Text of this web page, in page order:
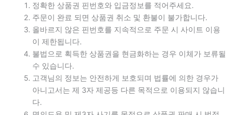
정확한 상품권 핀번호와 입금정보를 적어주세요.
주문이 완료 되면 상품권 취소 및 환불이 불가합니다.
올바르지 않은 핀번호를 지속적으로 주문 시 사이트 이용
이 제한됩니다.
불법으로 획득한 상품권을 현금화하는 경우 이체가 보류될
수 있습니다.
고객님의 정보는 안전하게 보호되며 법률에 의한 경우가
아니고서는 제 3자 제공등 다른 목적으로 이용되지 않습니
다.